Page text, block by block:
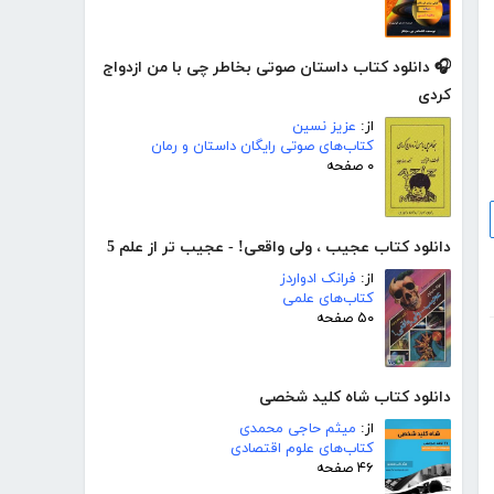
🎧 دانلود کتاب داستان صوتی بخاطر چی با من ازدواج
کردی
از: عزیز نسین
کتاب‌های صوتی رایگان داستان و رمان
۰ صفحه
دانلود کتاب عجیب ، ولی واقعی! - عجیب تر از علم 5
از: فرانک ادواردز
کتاب‌های علمی
۵۰ صفحه
دانلود کتاب شاه کلید شخصی
از: میثم حاجی محمدی
کتاب‌های علوم اقتصادی
۴۶ صفحه